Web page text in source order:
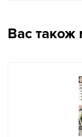
Вас також